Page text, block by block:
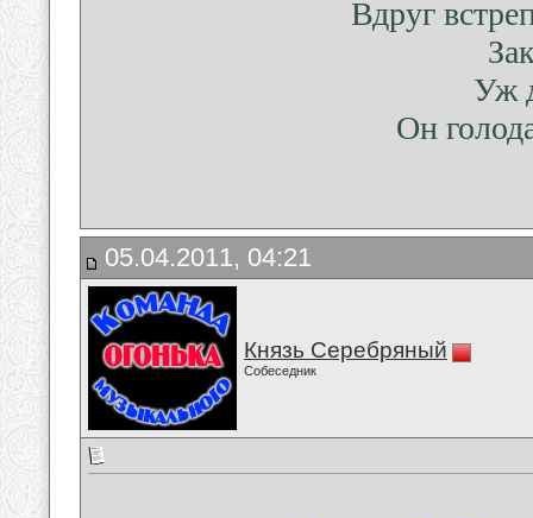
Вдруг
Уж
Он
05.04.2011, 04:21
Князь Серебряный
Собеседник